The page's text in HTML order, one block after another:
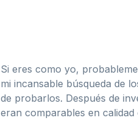
Si eres como yo,
mi incansable búsqueda de
de probarlos. Después de
eran comparables en calidad